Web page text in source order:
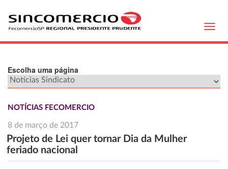
Escolha uma página
NOTÍCIAS FECOMERCIO
8 de março de 2017
Projeto de Lei quer tornar Dia da Mulher
feriado nacional